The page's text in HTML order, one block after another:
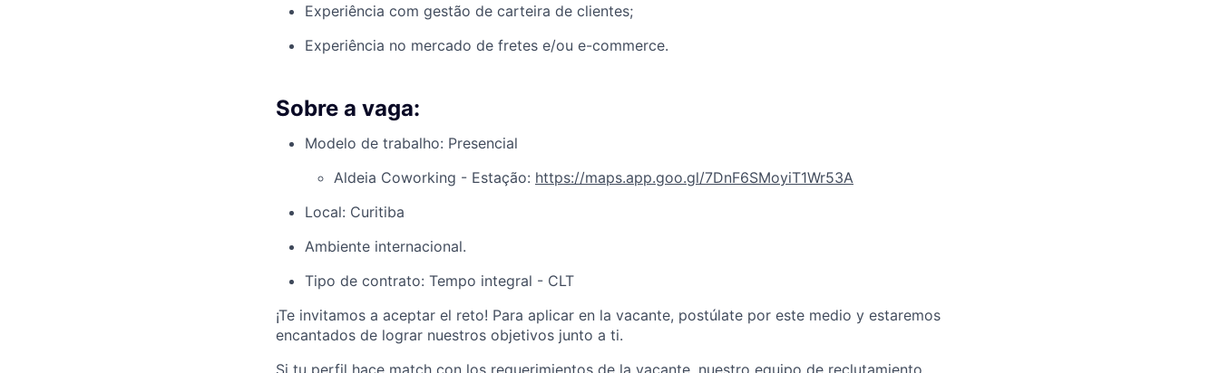
Experiência com gestão de carteira de clientes;
Experiência no mercado de fretes e/ou e-commerce.
Sobre a vaga:
Modelo de trabalho: Presencial
Aldeia Coworking - Estação: https://maps.app.goo.gl/7DnF6SMoyiT1Wr53A
Local: Curitiba
Ambiente internacional.
Tipo de contrato: Tempo integral - CLT
¡Te invitamos a aceptar el reto! Para aplicar en la vacante, postúlate por este medio y estaremos
encantados de lograr nuestros objetivos junto a ti.
Si tu perfil hace match con los requerimientos de la vacante, nuestro equipo de reclutamiento